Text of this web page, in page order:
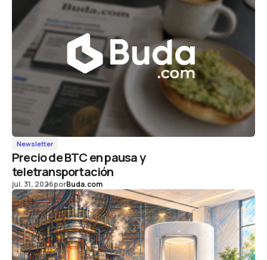
Newsletter
Precio de BTC en pausa y
teletransportación
jul. 31, 2026porBuda.com